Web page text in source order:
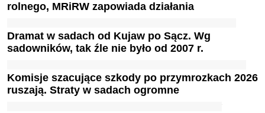
rolnego, MRiRW zapowiada działania
Dramat w sadach od Kujaw po Sącz. Wg
sadowników, tak źle nie było od 2007 r.
Komisje szacujące szkody po przymrozkach 2026
ruszają. Straty w sadach ogromne